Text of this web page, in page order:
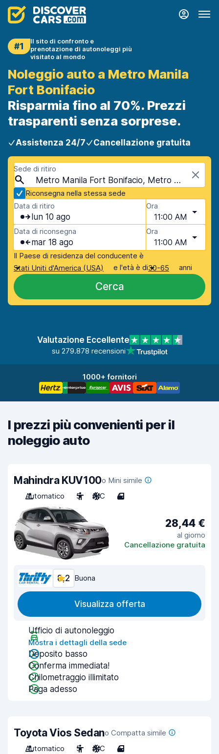
#1
Il sito di confronto e
prenotazione di autonoleggi più
visitato al mondo
Noleggio auto a Metro Manila
Fort Bonifacio
Risparmia fino al 70%. Prezzi
trasparenti senza sorprese.
Assistenza 24/7 Cancellazione gratuita
Sede di ritiro
Metro Manila Fort Bonifacio, Metro Manila, Filippine
Riconsegna nella stessa sede
Data di ritiro
lun 10 ago
Ora
11:00 AM
Data di riconsegna
mar 18 ago
Ora
11:00 AM
Il Paese di residenza del conducente è
Stati Uniti d'America (USA)
e l'età è di30-65 anni
Cerca
Valutazione Eccellente
su 279.878 recensioni
1000+ fornitori
I prezzi più convenienti per il
noleggio auto
Mahindra KUV100o Mini simile
Automatico
5 A/C 4
28,44 €
al giorno
Cancellazione gratuita
8,2 Buona
Visualizza offerta
Ufficio di autonoleggio
Mostra i dettagli della sede
Deposito basso
Conferma immediata!
Chilometraggio illimitato
Paga adesso
Toyota Vios Sedano Compatta simile
Automatico
5 A/C 4